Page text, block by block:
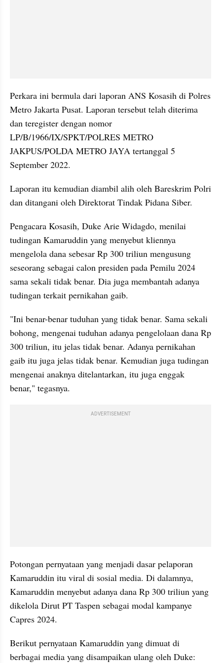
Perkara ini bermula dari laporan ANS Kosasih di Polres
Metro Jakarta Pusat. Laporan tersebut telah diterima
dan teregister dengan nomor
LP/B/1966/IX/SPKT/POLRES METRO
JAKPUS/POLDA METRO JAYA tertanggal 5
September 2022.
Laporan itu kemudian diambil alih oleh Bareskrim Polri
dan ditangani oleh Direktorat Tindak Pidana Siber.
Pengacara Kosasih, Duke Arie Widagdo, menilai
tudingan Kamaruddin yang menyebut kliennya
mengelola dana sebesar Rp 300 triliun mengusung
seseorang sebagai calon presiden pada Pemilu 2024
sama sekali tidak benar. Dia juga membantah adanya
tudingan terkait pernikahan gaib.
"Ini benar-benar tuduhan yang tidak benar. Sama sekali
bohong, mengenai tuduhan adanya pengelolaan dana Rp
300 triliun, itu jelas tidak benar. Adanya pernikahan
gaib itu juga jelas tidak benar. Kemudian juga tudingan
mengenai anaknya ditelantarkan, itu juga enggak
benar," tegasnya.
ADVERTISEMENT
Potongan pernyataan yang menjadi dasar pelaporan
Kamaruddin itu viral di sosial media. Di dalamnya,
Kamaruddin menyebut adanya dana Rp 300 triliun yang
dikelola Dirut PT Taspen sebagai modal kampanye
Capres 2024.
Berikut pernyataan Kamaruddin yang dimuat di
berbagai media yang disampaikan ulang oleh Duke: